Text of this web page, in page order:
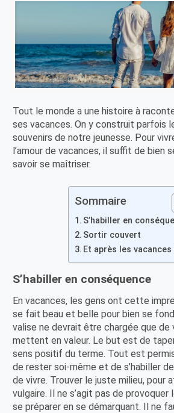
Tout le monde a une histoire à
ses vacances. On y construit parfois
souvenirs de notre jeunesse. Pour
l’amour de vacances, il suffit de bien
savoir se maîtriser.
Sommaire
S’habiller en
Sortir couvert
Et après les vacances
S’habiller en conséquence
En vacances, les gens ont cette
se fait beau et belle pour bien se
valise ne devrait être chargée que
mettent en valeur. Le but est de
sens positif du terme. Tout est
de rester soi-même et de s’habiller
de vivre. Trouver le juste milieu, pour
vulgaire. Il ne s’agit pas de provoquer
se préparer en se démarquant. Il ne